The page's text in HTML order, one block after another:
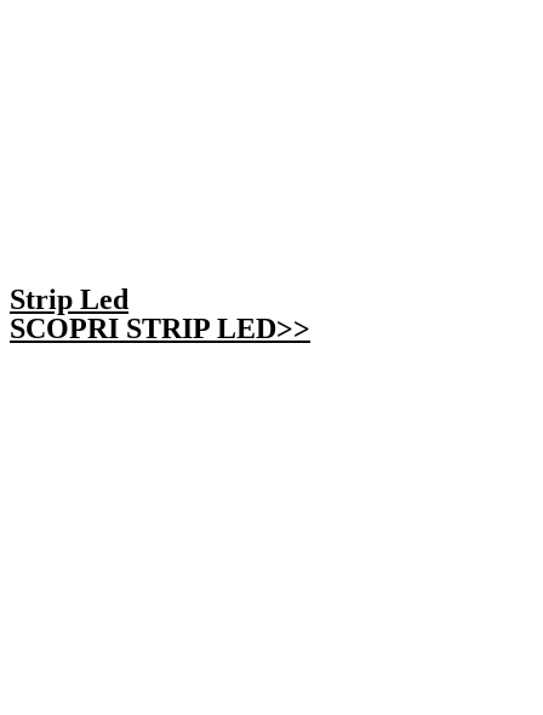
Strip Led
SCOPRI STRIP LED>>